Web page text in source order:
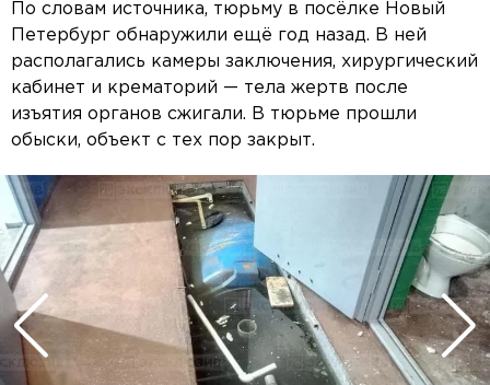
По словам источника, тюрьму в посёлке Новый
Петербург обнаружили ещё год назад. В ней
располагались камеры заключения, хирургический
кабинет и крематорий — тела жертв после
изъятия органов сжигали. В тюрьме прошли
обыски, объект с тех пор закрыт.